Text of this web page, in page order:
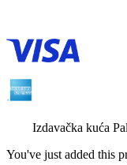
Izdavačka kuća
You've just added this